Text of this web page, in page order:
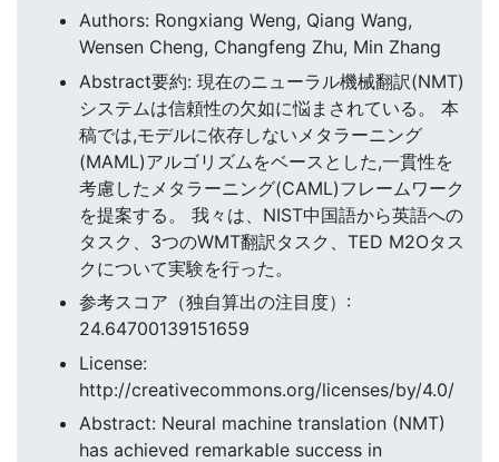
Authors: Rongxiang Weng, Qiang Wang,
Wensen Cheng, Changfeng Zhu, Min Zhang
Abstract要約: 現在のニューラル機械翻訳(NMT)
システムは信頼性の欠如に悩まされている。 本
稿では,モデルに依存しないメタラーニング
(MAML)アルゴリズムをベースとした,一貫性を
考慮したメタラーニング(CAML)フレームワーク
を提案する。 我々は、NIST中国語から英語への
タスク、3つのWMT翻訳タスク、TED M2Oタス
クについて実験を行った。
参考スコア（独自算出の注目度）:
24.64700139151659
License:
http://creativecommons.org/licenses/by/4.0/
Abstract: Neural machine translation (NMT)
has achieved remarkable success in